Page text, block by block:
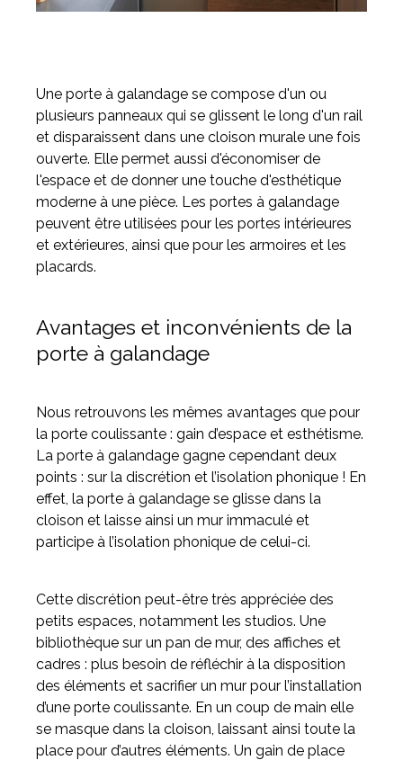
Une porte à galandage se compose d'un ou
plusieurs panneaux qui se glissent le long d'un rail
et disparaissent dans une cloison murale une fois
ouverte. Elle permet aussi d'économiser de
l'espace et de donner une touche d'esthétique
moderne à une pièce. Les portes à galandage
peuvent être utilisées pour les portes intérieures
et extérieures, ainsi que pour les armoires et les
placards.
Avantages et inconvénients de la
porte à galandage
Nous retrouvons les mêmes avantages que pour
la porte coulissante : gain d’espace et esthétisme.
La porte à galandage gagne cependant deux
points : sur la discrétion et l’isolation phonique ! En
effet, la porte à galandage se glisse dans la
cloison et laisse ainsi un mur immaculé et
participe à l’isolation phonique de celui-ci.
Cette discrétion peut-être très appréciée des
petits espaces, notamment les studios. Une
bibliothèque sur un pan de mur, des affiches et
cadres : plus besoin de réfléchir à la disposition
des éléments et sacrifier un mur pour l’installation
d’une porte coulissante. En un coup de main elle
se masque dans la cloison, laissant ainsi toute la
place pour d’autres éléments. Un gain de place